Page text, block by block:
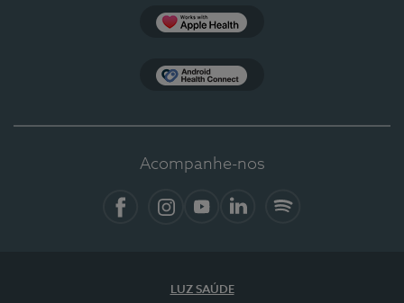
Acompanhe-nos
LUZ SAÚDE